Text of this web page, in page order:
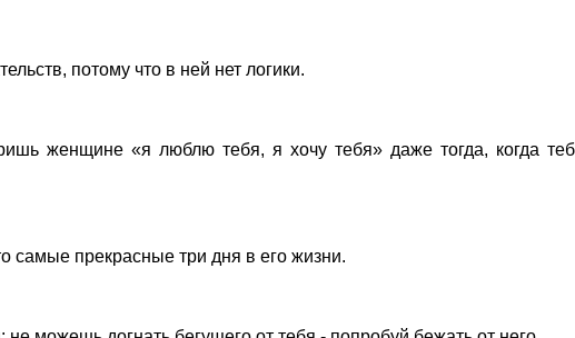
потому что в ней нет логики.
женщине «я люблю тебя, я хочу тебя» даже тогда, когда
самые прекрасные три дня в его жизни.